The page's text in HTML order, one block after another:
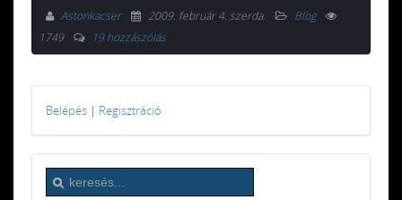
Astonkacser 2009. február 4. szerda.
Blog
1749
19 hozzászólás
Belépés | Regisztráció